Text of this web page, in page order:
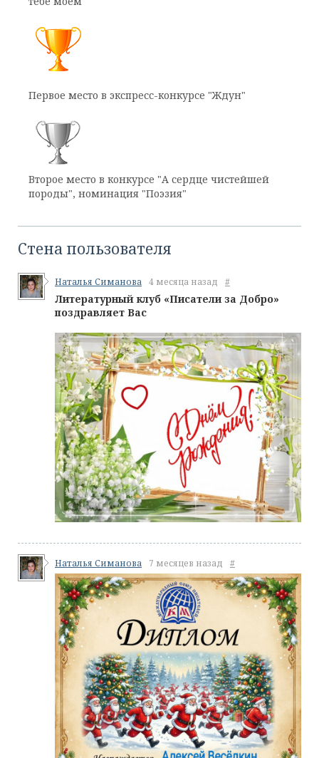
Первое место в экспресс-конкурсе "Ждун"
Второе место в конкурсе "А сердце чистейшей
породы", номинация "Поэзия"
Стена пользователя
Наталья Симанова 4 месяца назад #
Литературный клуб «Писатели за Добро»
поздравляет Вас
Наталья Симанова 7 месяцев назад #